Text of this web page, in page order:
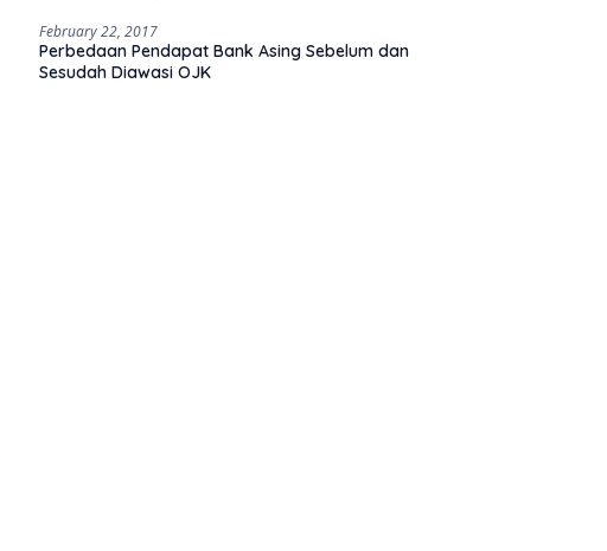
February 22, 2017
Perbedaan Pendapat Bank Asing Sebelum dan
Sesudah Diawasi OJK